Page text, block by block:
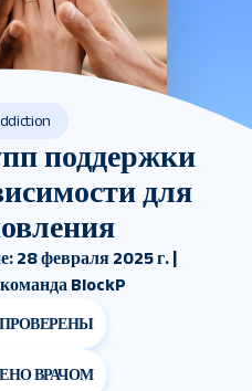
поддержки
для
28 февраля 2025 г. |
BlockP
ВРАЧОМ